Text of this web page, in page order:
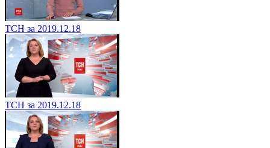
ТСН за 2019.12.18
ТСН за 2019.12.18